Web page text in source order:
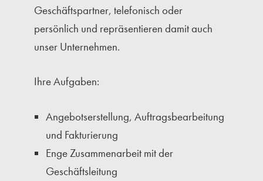
Geschäftspartner, telefonisch oder
persönlich und repräsentieren damit auch
unser Unternehmen.
Ihre Aufgaben:
Angebotserstellung, Auftragsbearbeitung
und Fakturierung
Enge Zusammenarbeit mit der
Geschäftsleitung